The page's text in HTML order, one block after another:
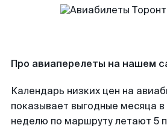
Про авиаперелеты на нашем
Календарь низких цен на
показывает выгодные месяца
неделю по маршруту летают 5